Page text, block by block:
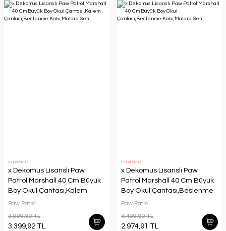
İNDİRİMLİ
x Dekomus Lisanslı Paw
Patrol Marshall 40 Cm Büyük
Boy Okul Çantası,Kalem
Çantası,Beslenme
Paw Patrol
3.999,90 TL
3.399,92 TL
İNDİRİMLİ
x Dekomus Lisanslı Paw
Patrol Marshall 40 Cm Büyük
Boy Okul Çantası,Beslenme
Kabı,Matara Seti
Paw Patrol
3.499,90 TL
2.974,91 TL